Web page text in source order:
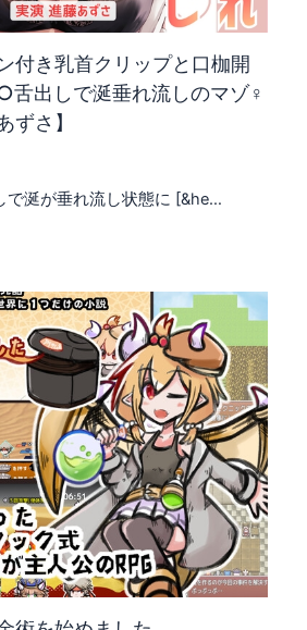
付き乳首クリップと口枷開
舌出しで涎垂れ流しのマゾ♀
ずさ】
で涎が垂れ流し状態に [&he…